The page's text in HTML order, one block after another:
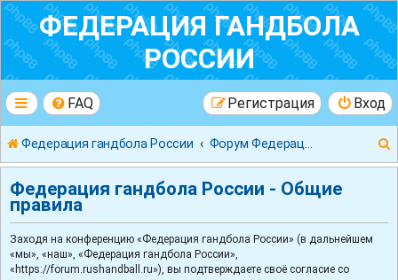
ФЕДЕРАЦИЯ ГАНДБОЛА
РОССИИ
FAQ Вход
Регистрация
Федерация гандбола России
Федерация гандбола России - Общие
правила
Заходя на конференцию «Федерация гандбола России» (в дальнейшем
«мы», «наш», «Федерация гандбола России»,
«https://forum.rushandball.ru»), вы подтверждаете своё согласие со